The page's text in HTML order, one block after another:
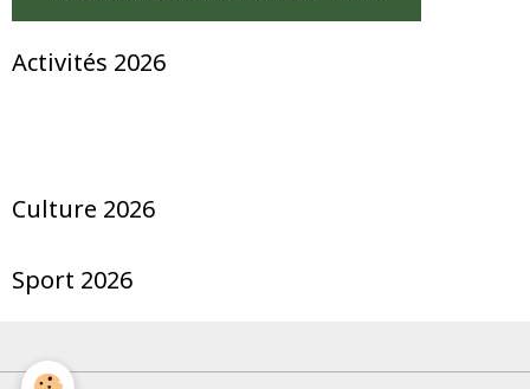
Activités 2026
Culture 2026
Sport 2026